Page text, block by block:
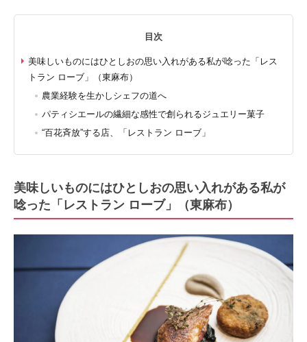
目次
美味しいものにはひとしおの思い入れがある私が唸った「レス
トラン ローブ」（東麻布）
農業経験を生かしシェフの道へ
パティシエールの繊細な感性で創られるジュエリー菓子
“百花斉放”する店、「レストラン ローブ」
美味しいものにはひとしおの思い入れがある私が
唸った「レストラン ローブ」（東麻布）